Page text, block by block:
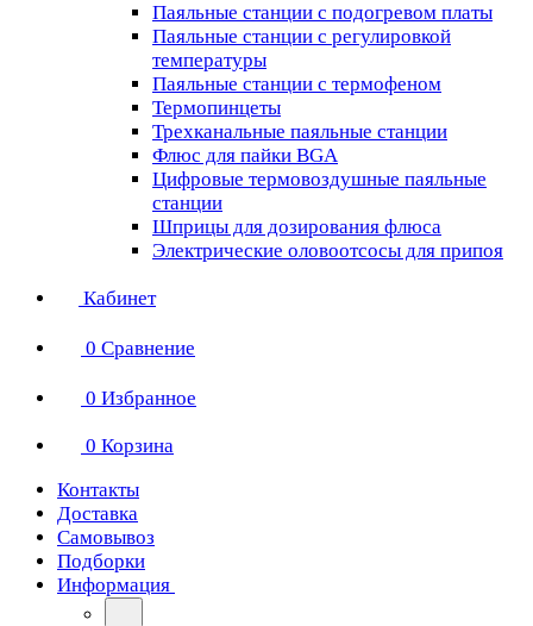
Паяльные станции с подогревом платы
Паяльные станции с регулировкой
температуры
Паяльные станции с термофеном
Термопинцеты
Трехканальные паяльные станции
Флюс для пайки BGA
Цифровые термовоздушные паяльные
станции
Шприцы для дозирования флюса
Электрические оловоотсосы для припоя
Кабинет
0 Сравнение
0 Избранное
0 Корзина
Контакты
Доставка
Самовывоз
Подборки
Информация